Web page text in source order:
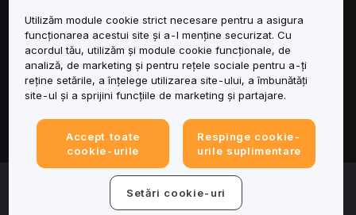
Asistență
Produse
Juridic
© 2025-2026 Bybit.eu. All rights reserved.
Condițiile de utilizare a serviciului
Termene de
Utilizăm module cookie strict necesare pentru a asigura
funcționarea acestui site și a-l menține securizat. Cu
acordul tău, utilizăm și module cookie funcționale, de
analiză, de marketing și pentru rețele sociale pentru a-ți
reține setările, a înțelege utilizarea site-ului, a îmbunătăți
site-ul și a sprijini funcțiile de marketing și partajare.
Accept toate
cookie-urile
Respinge cookie-
urile suplimentare
Setări cookie-uri